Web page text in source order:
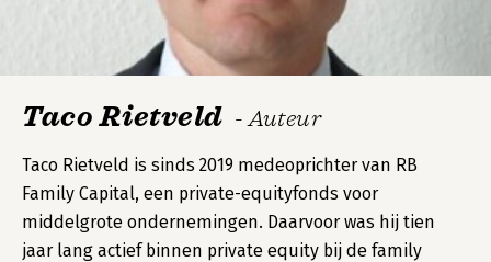
Taco Rietveld - Auteur
Taco Rietveld is sinds 2019 medeoprichter van RB
Family Capital, een private-equityfonds voor
middelgrote ondernemingen. Daarvoor was hij tien
jaar lang actief binnen private equity bij de family